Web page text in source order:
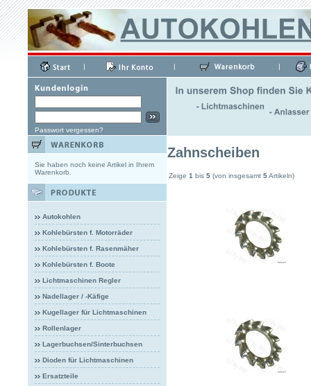
| | |
Passwort vergessen?
Sie haben noch keine Artikel in Ihrem
Warenkorb.
Autokohlen
Kohlebürsten f. Motorräder
Kohlebürsten f. Rasenmäher
Kohlebürsten f. Boote
Lichtmaschinen Regler
Nadellager / -Käfige
Kugellager für Lichtmaschinen
Rollenlager
Lagerbuchsen/Sinterbuchsen
Dioden für Lichtmaschinen
Ersatzteile
Zahnscheiben
Zeige 1 bis 5 (von insgesamt 5Artikeln)